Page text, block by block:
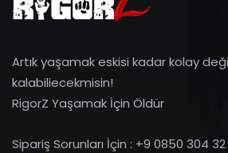
Artık yaşamak eskisi kadar kolay
kalabiliecekmisin!
RigorZ Yaşamak İçin Öldür
Sipariş Sorunları İçin : +9 0850 304